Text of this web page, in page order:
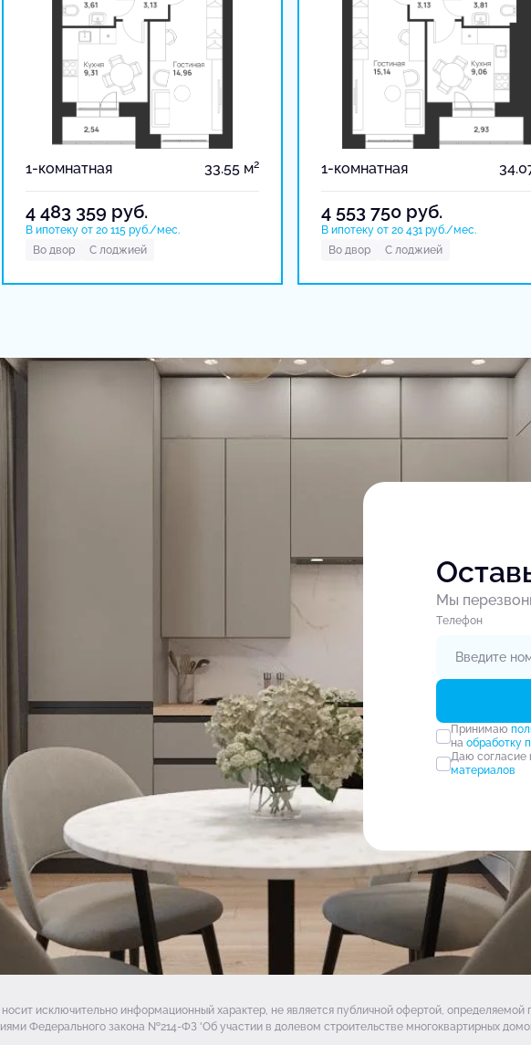
1-комнатная 33.55 м2
4 483 359 руб.
В ипотеку от 20 115 руб./мес.
Во двор
С лоджией
1-комнатная
4 553 750 руб.
В ипотеку от 20 431 руб./мес.
Во двор
С лоджией
Мы
Tелефон
Принимаю
на обработку
Даю согласие
материалов
исключительно информационный характер, не является публичной офертой,
Федерального закона №214-ФЗ 'Об участии в долевом строительстве многоквартирных